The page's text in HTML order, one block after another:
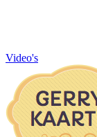
Video's